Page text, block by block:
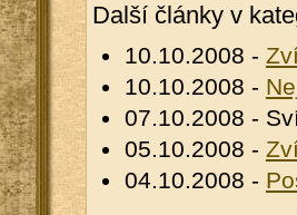
Další články v
10.10.2008 -
10.10.2008 -
07.10.2008 -
05.10.2008 -
04.10.2008 -